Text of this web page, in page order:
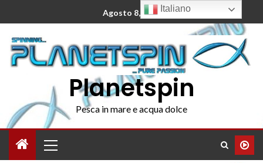
Agosto 8, 2026
Planetspin
Pesca in mare e acqua dolce
Italiano